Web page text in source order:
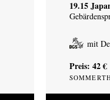
19.15
mit
Preis: 42 €